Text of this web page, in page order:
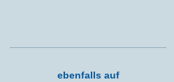
ebenfalls auf